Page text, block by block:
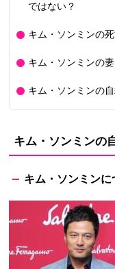
ではない？
キム・ソンミンの
キム・ソンミンの
キム・ソンミンの
キム・ソンミンの
キム・ソンミン